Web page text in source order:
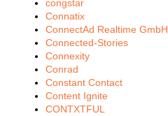
congstar
Connatix
ConnectAd Realtime GmbH
Connected-Stories
Connexity
Conrad
Constant Contact
Content Ignite
CONTXTFUL